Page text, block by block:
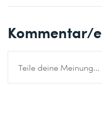
Kommentar/e
Teile deine Meinung...